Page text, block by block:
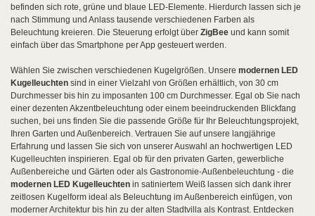
befinden sich rote, grüne und blaue LED-Elemente. Hierdurch lassen sich je
nach Stimmung und Anlass tausende verschiedenen Farben als
Beleuchtung kreieren. Die Steuerung erfolgt über ZigBee und kann somit
einfach über das Smartphone per App gesteuert werden.
Wählen Sie zwischen verschiedenen Kugelgrößen. Unsere modernen LED
Kugelleuchten sind in einer Vielzahl von Größen erhältlich, von 30 cm
Durchmesser bis hin zu imposanten 100 cm Durchmesser. Egal ob Sie nach
einer dezenten Akzentbeleuchtung oder einem beeindruckenden Blickfang
suchen, bei uns finden Sie die passende Größe für Ihr Beleuchtungsprojekt,
Ihren Garten und Außenbereich. Vertrauen Sie auf unsere langjährige
Erfahrung und lassen Sie sich von unserer Auswahl an hochwertigen LED
Kugelleuchten inspirieren. Egal ob für den privaten Garten, gewerbliche
Außenbereiche und Gärten oder als Gastronomie-Außenbeleuchtung - die
modernen LED Kugelleuchten in satiniertem Weiß lassen sich dank ihrer
zeitlosen Kugelform ideal als Beleuchtung im Außenbereich einfügen, von
moderner Architektur bis hin zu der alten Stadtvilla als Kontrast. Entdecken